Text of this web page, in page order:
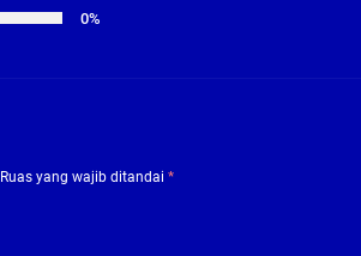
0%
Ruas yang wajib ditandai *